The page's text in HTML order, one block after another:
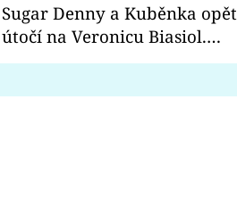
Sugar Denny a Kuběnka opět
útočí na Veronicu Biasiol.
Proč je podle nich falešná a